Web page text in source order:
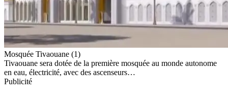
Mosquée Tivaouane (1)
Tivaouane sera dotée de la première mosquée au monde autonome
en eau, électricité, avec des ascenseurs…
Publicité